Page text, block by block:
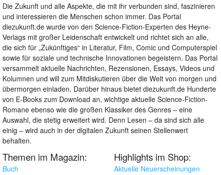
Die Zukunft und alle Aspekte, die mit ihr verbunden sind, faszinieren
und interessieren die Menschen schon immer. Das Portal
diezukunft.de wurde von den Science-Fiction-Experten des Heyne-
Verlags mit großer Leidenschaft entwickelt und richtet sich an alle,
die sich für „Zukünftiges“ in Literatur, Film, Comic und Computerspiel
sowie für soziale und technische Innovationen begeistern. Das Portal
versammelt aktuelle Nachrichten, Rezensionen, Essays, Videos und
Kolumnen und will zum Mitdiskutieren über die Welt von morgen und
übermorgen einladen. Darüber hinaus bietet diezukunft.de Hunderte
von E-Books zum Download an, wichtige aktuelle Science-Fiction-
Romane ebenso wie die großen Klassiker des Genres – eine
Auswahl, die stetig erweitert wird. Denn Lesen – da sind sich alle
einig – wird auch in der digitalen Zukunft seinen Stellenwert
behalten.
Themen im Magazin:
Buch
Highlights im Shop:
Aktuelle Neuerscheinungen